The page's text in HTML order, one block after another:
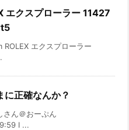
エクスプローラー 11427
ROLEX エクスプローラー
に正確なんか？
さん＠おーぷん
I ...